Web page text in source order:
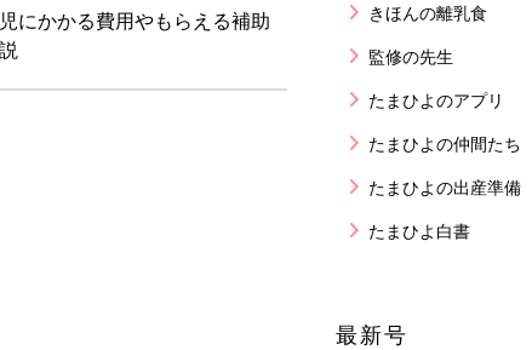
にかかる費用やもらえる補助
きほんの離乳食
監修の先生
たまひよのアプリ
たまひよの仲間たち
たまひよの出産準備
たまひよ白書
最新号